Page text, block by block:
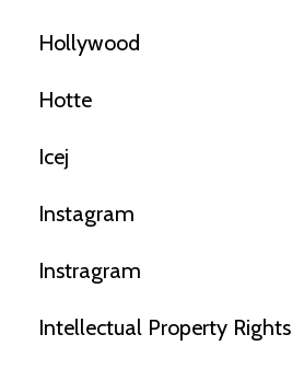
Hollywood
Hotte
Icej
Instagram
Instragram
Intellectual Property Rights